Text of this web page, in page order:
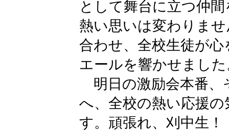
として舞台に立つ仲
熱い思いは変わりま
合わせ、全校生徒が
エールを響かせまし
明日の激励会本番、
へ、全校の熱い応援
す。頑張れ、刈中生！